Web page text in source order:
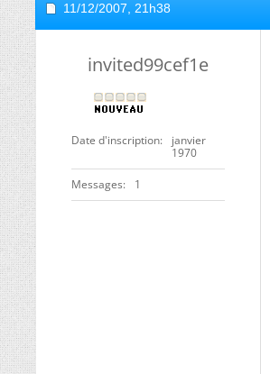
11/12/2007, 21h38
invited99cef1e
Date d'inscription
janvier
1970
Messages 1